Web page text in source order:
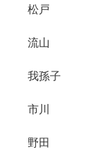
松戸
流山
我孫子
市川
野田